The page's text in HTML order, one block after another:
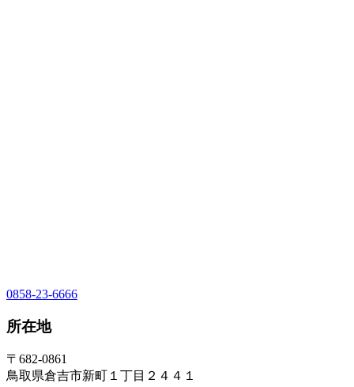
0858-23-6666
所在地
〒682-0861
鳥取県倉吉市新町１丁目２４４１